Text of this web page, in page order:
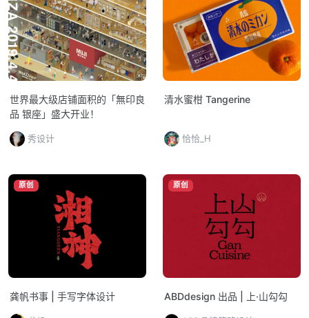
世界最大级店铺面积的「無印良
品 银座」盛大开业！
秀设计
清水蜜柑 Tangerine
恰恰_H
原创
龚帆书事 | 手写字体设计
原创
ABDdesign 出品 | 上·山勾勾